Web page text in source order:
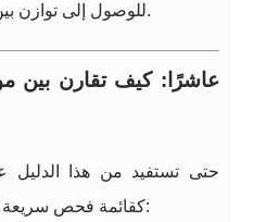
للوصول إلى توازن بين السرعة والخصوصية والمرونة.
عاشرًا: كيف تقارن بين
حتى تستفيد من هذا الدليل
كقائمة فحص سريعة قبل التسجيل في أي موقع جديد: